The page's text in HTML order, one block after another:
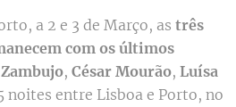
a 2 e 3 de Março, as três
com os últimos
, César Mourão, Luísa
noites entre Lisboa e Porto, no